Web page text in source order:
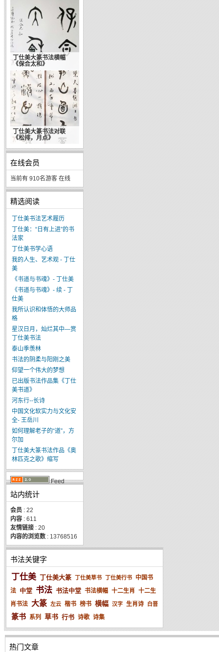
丁仕美大篆书法横幅
《保合太和》
丁仕美大篆书法对联
《松排，月点》
在线会员
当前有 910名游客 在线
精选阅读
丁仕美书法艺术履历
丁仕美：“日有上进”的书
法家
丁仕美书学心语
我的人生、艺术观 - 丁仕
美
《书道与书魂》- 丁仕美
《书道与书魂》- 续 - 丁
仕美
我所认识和体悟的大师品
格
星汉日月，灿烂其中—赏
丁仕美书法
泰山季羡林
书法的阴柔与阳刚之美
仰望一个伟大的梦想
已出版书法作品集《丁仕
美书道》
河东行--长诗
中国文化软实力与文化安
全- 王岳川
如何理解老子的“道”，方
尔加
丁仕美大篆书法作品《奥
林匹克之歌》缩写
Feed
站内统计
会员 : 22
内容 : 611
友情链接 : 20
内容的浏览数 : 13768516
书法关键字
丁仕美 丁仕美大篆 丁仕美草书 丁仕美行书
中国书
法 中堂 书法 书法中堂 书法横幅 十二生肖 十二生
肖书法 大篆 左云 楷书 榜书 横幅 汉字 生肖诗 白晋
篆书 系列 草书 行书 诗歌 诗集
热门文章